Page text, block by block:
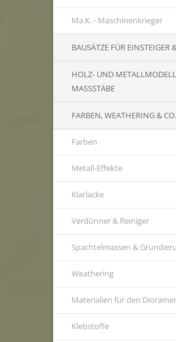
Ma.K. - Maschinenkrieger
BAUSÄTZE FÜR EINSTEIGER
HOLZ- UND
MASSSTÄBE
FARBEN, WEATHERING & CO.
Farben
Metall-Effekte
Klarlacke
Verdünner & Reiniger
Spachtelmassen &
Weathering
Materialien für den
Klebstoffe